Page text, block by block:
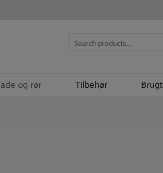
for:
og rør Tilbehør Brugt